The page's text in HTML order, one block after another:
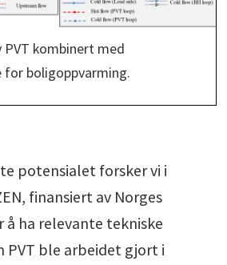
PVT kombinert med
for boligoppvarming.
potensialet forsker vi i
finansiert av Norges
å ha relevante tekniske
PVT ble arbeidet gjort i